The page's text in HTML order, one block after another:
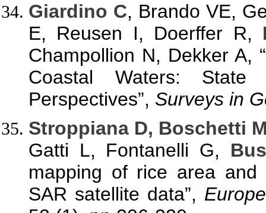
Giardino C, Brando VE,
E, Reusen I, Doerffer R,
Champollion N, Dekker A,
Coastal Waters:
Perspectives”, Surveys in
Stroppiana D, Boschetti
Gatti L, Fontanelli G,
mapping of rice area and
SAR satellite data”,